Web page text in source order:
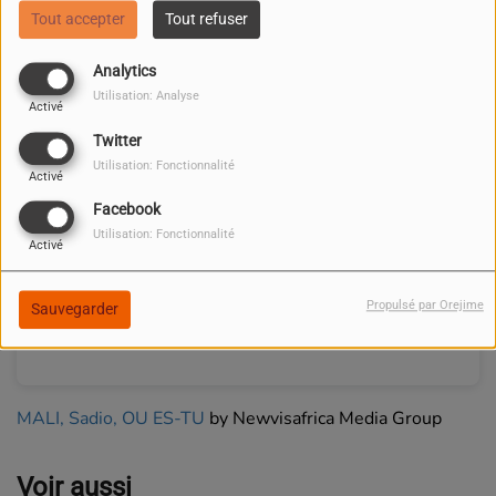
Tout accepter Tout refuser
Analytics
Activé
Utilisation: Analyse
Twitter
Activé
Utilisation: Fonctionnalité
Facebook
Activé
Utilisation: Fonctionnalité
Sauvegarder Propulsé par Orejime
MALI, Sadio, OU ES-TU by Newvisafrica Media Group
Voir aussi